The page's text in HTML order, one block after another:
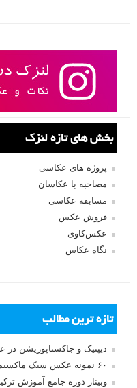
بخش های تازه لنزک
پروژه های عکاسی
مصاحبه با عکاسان
مسابقه عکاسی
فروش عکس
عکس‌کاوی
نگاه عکاس
تازه ترین مطالب
دیپتیک و جاکستا‌پوزیشن در
۶۰ نمونه عکس سبک ماکسیمالیسم
وبینار دوره جامع آموزش